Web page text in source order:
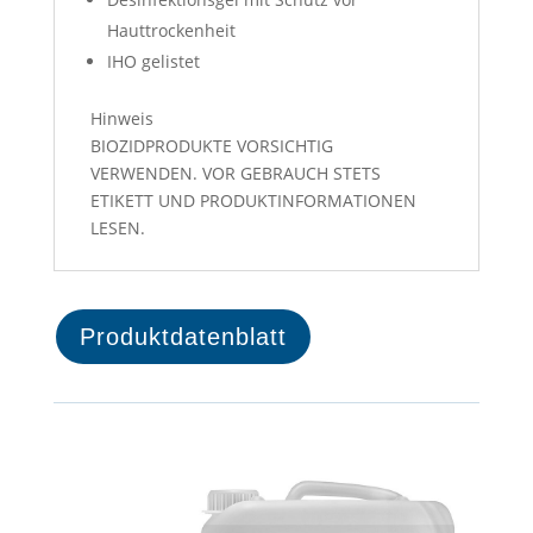
Hauttrockenheit
IHO gelistet
Hinweis
BIOZIDPRODUKTE VORSICHTIG
VERWENDEN. VOR GEBRAUCH STETS
ETIKETT UND PRODUKTINFORMATIONEN
LESEN.
Produktdatenblatt